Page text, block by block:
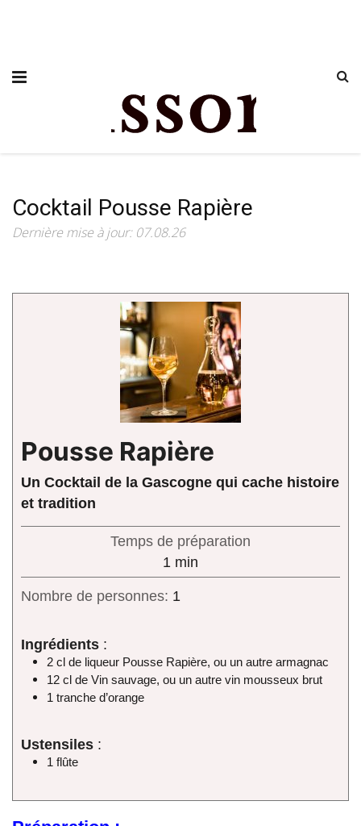
Cocktail Pousse Rapière
Dernière mise à jour: 07.08.26
Pousse Rapière
Un Cocktail de la Gascogne qui cache histoire
et tradition
Temps de préparation
1 minute
min
Nombre de personnes: 1
Ingrédients :
2 cl de liqueur Pousse Rapière, ou un autre armagnac
12 cl de Vin sauvage, ou un autre vin mousseux brut
1 tranche d’orange
Ustensiles :
1 flûte